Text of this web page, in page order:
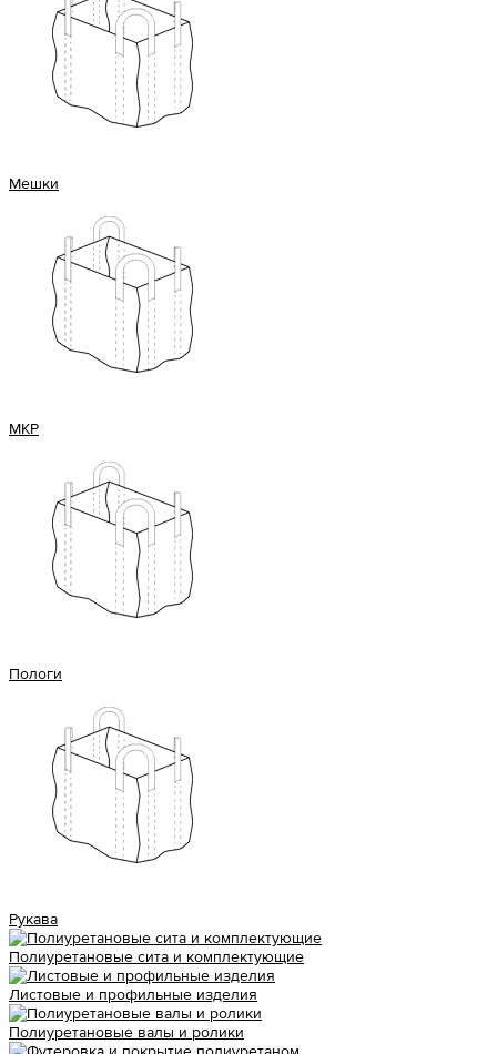
Мешки
МКР
Пологи
Рукава
Полиуретановые сита и комплектующие
Листовые и профильные изделия
Полиуретановые валы и ролики